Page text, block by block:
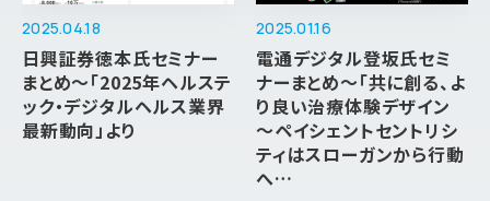
2025.04.18
日興証券徳本氏セミナー
まとめ～「2025年ヘルステ
ック・デジタルヘルス業界
最新動向」より
2025.01.16
電通デジタル登坂氏セミ
ナーまとめ～「共に創る、よ
り良い治療体験デザイン
～ペイシェントセントリシ
ティはスローガンから行動
へ…